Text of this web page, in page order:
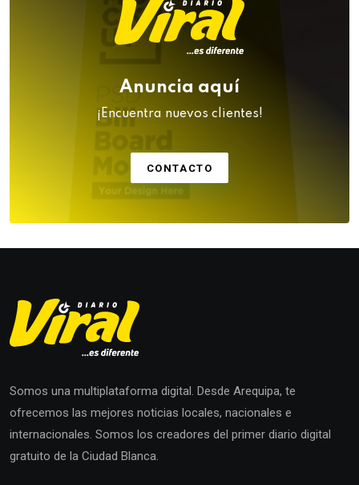
Anuncia aquí
¡Encuentra nuevos clientes!
CONTACTO
Somos una multiplataforma digital. Desde Arequipa, te
ofrecemos las mejores noticias locales, nacionales e
internacionales. Somos los creadores del primer diario digital
gratuito de la Ciudad Blanca.